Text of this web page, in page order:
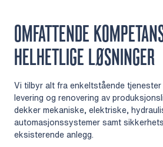
OMFATTENDE
HELHETLIGE LØSNINGER
Vi tilbyr alt fra enkeltstående
levering og renovering av
dekker mekaniske, elektriske,
automasjonssystemer samt
eksisterende anlegg.